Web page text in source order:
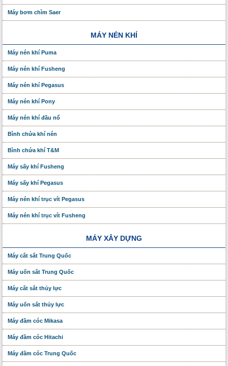
Máy bơm chìm Saer
MÁY NÉN KHÍ
Máy nén khí Puma
Máy nén khí Fusheng
Máy nén khí Pegasus
Máy nén khí Pony
Máy nén khí đầu nổ
Bình chứa khí nén
Bình chứa khí T&M
Máy sấy khí Fusheng
Máy sấy khí Pegasus
Máy nén khí trục vít Pegasus
Máy nén khí trục vít Fusheng
MÁY XÂY DỰNG
Máy cắt sắt Trung Quốc
Máy uốn sắt Trung Quốc
Máy cắt sắt thủy lực
Máy uốn sắt thủy lực
Máy đầm cóc Mikasa
Máy đầm cóc Hitachi
Máy đầm cóc Trung Quốc